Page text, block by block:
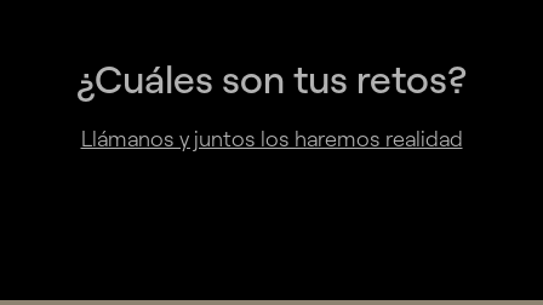
¿Cuáles son tus retos?
Llámanos y juntos los haremos realidad